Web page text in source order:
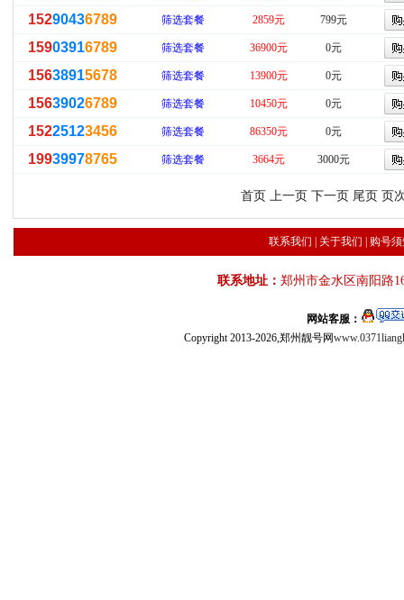
15290436789 筛选套餐 2859元 799元
15903916789 筛选套餐 36900元 0元
15638915678 筛选套餐 13900元 0元
15639026789 筛选套餐 10450元 0元
15225123456 筛选套餐 86350元 0元
19939978765 筛选套餐 3664元 3000元
首页 上一页 下一页 尾页页
联系我们 关于我们 购号
联系地址： 郑州市金水区南阳路
网站客服：
Copyright 2013-2026,郑州靓号网